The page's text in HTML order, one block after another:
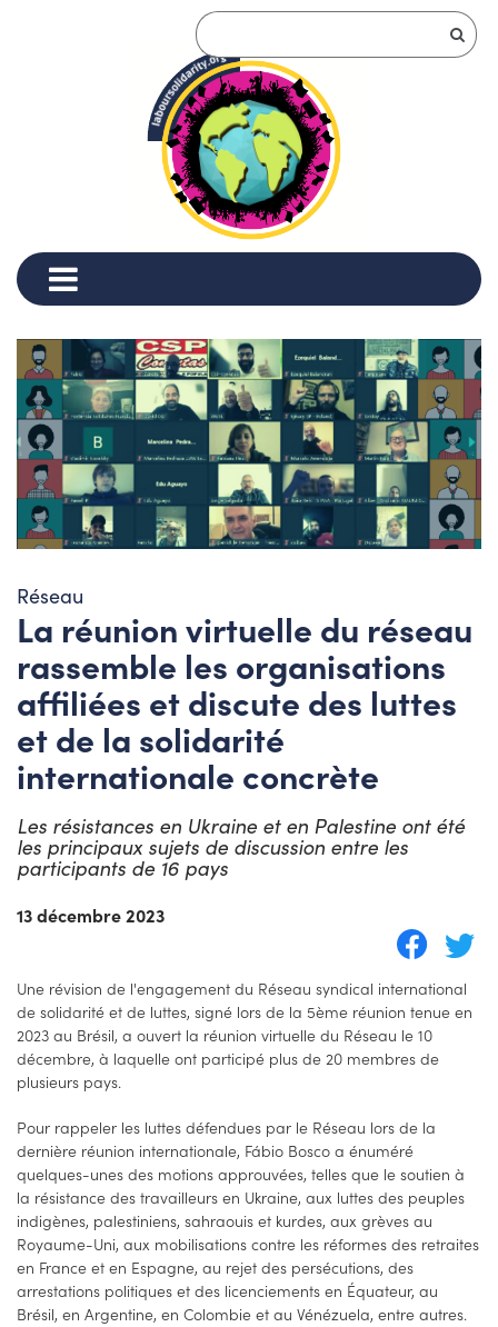
Réseau
La réunion virtuelle du réseau
rassemble les organisations
affiliées et discute des luttes
et de la solidarité
internationale concrète
Les résistances en Ukraine et en Palestine ont été
les principaux sujets de discussion entre les
participants de 16 pays
13 décembre 2023
Une révision de l'engagement du Réseau syndical international
de solidarité et de luttes, signé lors de la 5ème réunion tenue en
2023 au Brésil, a ouvert la réunion virtuelle du Réseau le 10
décembre, à laquelle ont participé plus de 20 membres de
plusieurs pays.
Pour rappeler les luttes défendues par le Réseau lors de la
dernière réunion internationale, Fábio Bosco a énuméré
quelques-unes des motions approuvées, telles que le soutien à
la résistance des travailleurs en Ukraine, aux luttes des peuples
indigènes, palestiniens, sahraouis et kurdes, aux grèves au
Royaume-Uni, aux mobilisations contre les réformes des retraites
en France et en Espagne, au rejet des persécutions, des
arrestations politiques et des licenciements en Équateur, au
Brésil, en Argentine, en Colombie et au Vénézuela, entre autres.